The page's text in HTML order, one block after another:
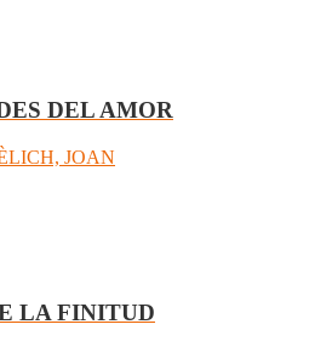
DEL AMOR
JOAN
LA FINITUD